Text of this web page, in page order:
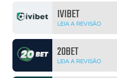
IVIBET
LEIA A REVISÃO
20BET
LEIA A REVISÃO